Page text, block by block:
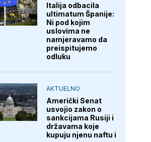
Italija odbacila
ultimatum Španije:
Ni pod kojim
uslovima ne
namjeravamo da
preispitujemo
odluku
AKTUELNO
Američki Senat
usvojio zakon o
sankcijama Rusiji i
državama koje
kupuju njenu naftu i